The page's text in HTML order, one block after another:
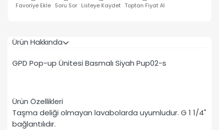
Favoriye Ekle Soru Sor Listeye Kaydet Toptan Fiyat Al
Ürün Hakkında
GPD Pop-up Ünitesi Basmalı Siyah Pup02-s
Ürün Özellikleri
Taşma deliği olmayan lavabolarda uyumludur. G 1 1/4"
bağlantılıdır.